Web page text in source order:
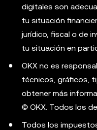
digitales son
tu situación
jurídico, fiscal o de
tu situación en
OKX no es
técnicos, gráficos,
obtener más
© OKX. Todos los
Todos los